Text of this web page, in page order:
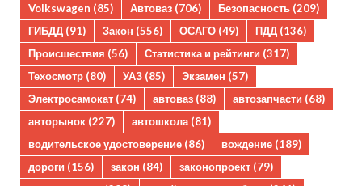
Volkswagen (85) Автоваз (706) Безопасность (209)
ГИБДД (91) Закон (556) ОСАГО (49) ПДД (136)
Происшествия (56) Статистика и рейтинги (317)
Техосмотр (80) УАЗ (85) Экзамен (57)
Электросамокат (74) автоваз (88) автозапчасти (68)
авторынок (227) автошкола(81)
водительское удостоверение (86) вождение (189)
дороги (156) закон (84) законопроект (79)